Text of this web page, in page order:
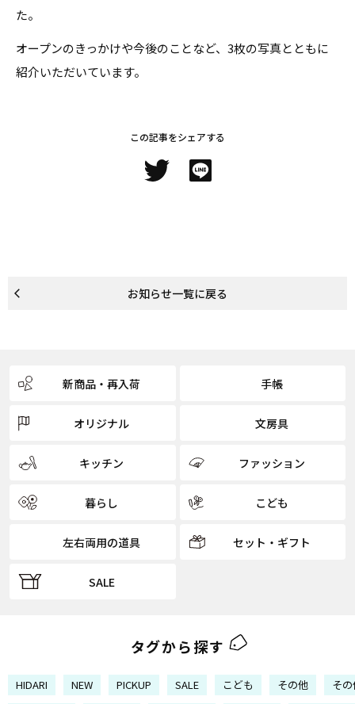
た。
オープンのきっかけや今後のことなど、3枚の写真とともに
紹介いただいています。
この記事をシェアする
home
お知らせ一覧に戻る
新商品・再入荷 手帳
オリジナル 文房具
キッチン ファッション
暮らし こども
左右両用の道具 セット・ギフト
SALE
タグから探す
HIDARI NEW PICKUP SALE こども その他
そ